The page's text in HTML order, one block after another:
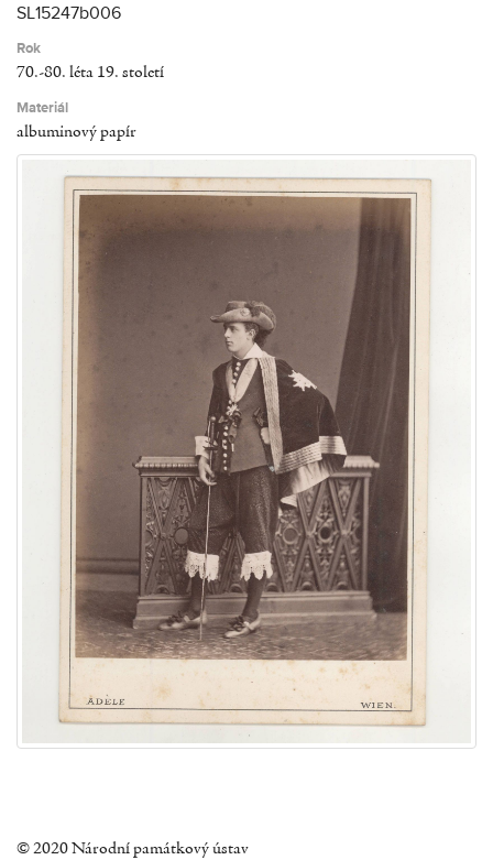
SL15247b006
Rok
70.-80. léta 19. století
Materiál
albuminový papír
© 2020 Národní památkový ústav